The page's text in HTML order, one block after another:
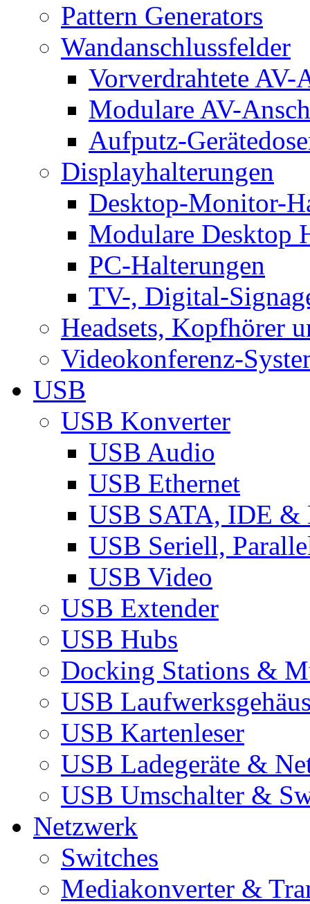
Pattern Generators
Wandanschlussfelder
Vorverdrahtete AV-
Modulare AV-
Aufputz-
Displayhalterungen
Desktop-Monitor-
Modulare Desktop
PC-Halterungen
TV-, Digital-
Headsets, Kopfhörer
Videokonferenz-
USB
USB Konverter
USB Audio
USB Ethernet
USB SATA, IDE &
USB Seriell,
USB Video
USB Extender
USB Hubs
Docking Stations &
USB
USB Kartenleser
USB Ladegeräte &
USB Umschalter &
Netzwerk
Switches
Mediakonverter &